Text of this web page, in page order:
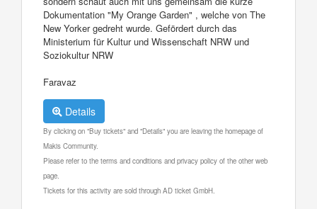
Dokumentation "My Orange Garden" , welche von The
New Yorker gedreht wurde. Gefördert durch das
Ministerium für Kultur und Wissenschaft NRW und
Soziokultur NRW
Faravaz
Details
By clicking on "Buy tickets" and "Details" you are leaving the homepage of
Makis Community.
Please refer to the terms and conditions and privacy policy of the other web
page.
Tickets for this activity are sold through AD ticket GmbH.